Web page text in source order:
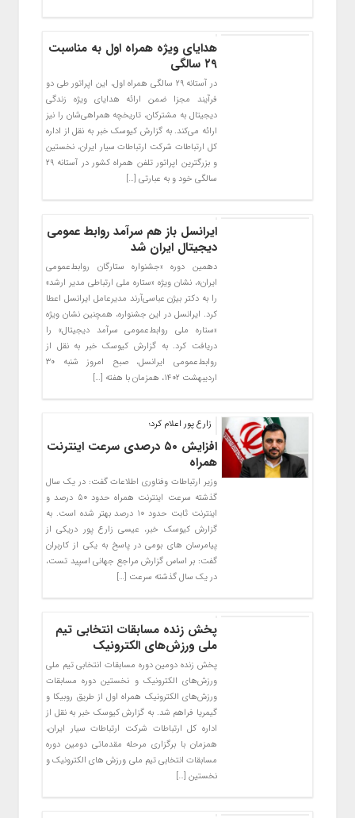
هدایای ویژه همراه اول به مناسبت
۲۹ سالگی
در آستانه ۲۹ سالگی همراه اول، این اپراتور طی دو
فرآیند مجزا ضمن ارائه هدایای ویژه زندگی
دیجیتال به مشترکان، تاریخچه همراهی‌شان را نیز
ارائه می‌کند. به گزارش کیوسک خبر به نقل از اداره
کل ارتباطات شرکت ارتباطات سیار ایران، نخستین
و بزرگترین اپراتور تلفن همراه کشور در آستانه ۲۹
سالگی خود و به عبارتی […]
ایرانسل باز هم سرآمد روابط عمومی
دیجیتال ایران شد
دهمین دوره «جشنواره ستارگان روابط‌عمومی
ایران»، نشان ویژه «ستاره ملی ارتباطی مدیر ارشد»
را به دکتر بیژن عباسی‌آرند مدیرعامل ایرانسل اعطا
کرد. ایرانسل در این جشنواره، همچنین نشان ویژه
«ستاره ملی روابط‌عمومی سرآمد دیجیتال» را
دریافت کرد. به گزارش کیوسک خبر به نقل از
روابط‌عمومی ایرانسل، صبح امروز شنبه ۳۰
اردیبهشت ۱۴۰۲، همزمان با هفته […]
زارع پور اعلام کرد؛
افزایش ۵۰ درصدی سرعت اینترنت
همراه
وزیر ارتباطات وفناوری اطلاعات گفت: در یک سال
گذشته سرعت اینترنت همراه حدود ۵۰ درصد و
اینترنت ثابت حدود ۱۰ درصد بهتر شده است. به
گزارش کیوسک خبر، عیسی زارع پور دریکی از
پیامرسان های بومی در پاسخ به یکی از کاربران
گفت: بر اساس گزارش مراجع جهانی اسپید تست،
در یک سال گذشته سرعت […]
پخش زنده مسابقات انتخابی تیم
ملی ورزش‌های الکترونیک
پخش زنده دومین دوره مسابقات انتخابی تیم ملی
ورزش‌های الکترونیک و نخستین دوره مسابقات
ورزش‌های الکترونیک همراه اول از طریق روبیکا و
گیمریا فراهم شد. به گزارش کیوسک خبر به نقل از
اداره کل ارتباطات شرکت ارتباطات سیار ایران،
همزمان با برگزاری مرحله مقدماتی دومین دوره
مسابقات انتخابی تیم ملی ورزش های الکترونیک و
نخستین […]